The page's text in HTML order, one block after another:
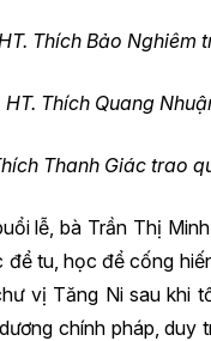
Thích Bảo Nghiêm
HT. Thích Quang
Thanh Giác trao
lễ, bà Trần Thị
tu, học để cống
vị Tăng Ni sau khi
chính pháp,